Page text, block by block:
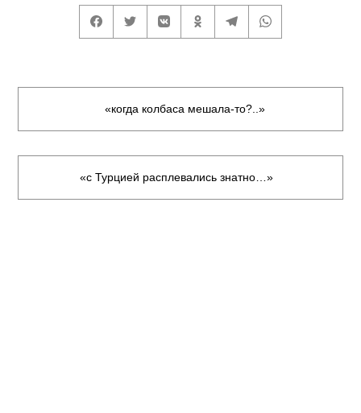
«когда колбаса мешала-то?..»
«с Турцией расплевались знатно…»